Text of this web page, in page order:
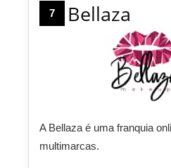
7 Bellaza
A Bellaza é uma franquia
multimarcas.